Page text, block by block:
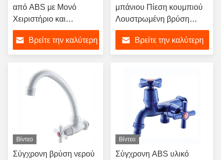
από ABS με Μονό
Χειριστήριο και
Εκτροπέα για Μπάνιο
Βρείτε την καλύτερη
μπάνιου Πίεση κουμπιού
Λουστρωμένη βρύση
νερού χρωμίου Κεφαλή
ντους Βρείτε την καλύτερη
Βίντεο
Σύγχρονη βρύση νερού
Βίντεο
Σύγχρονη ABS υλικό